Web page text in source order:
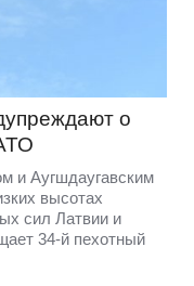
о
и Аугшдаугавским
высотах
сил Латвии и
34-й пехотный